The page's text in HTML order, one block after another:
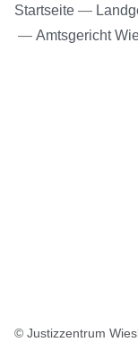
Startseite
Amtsgericht
© Justizzentrum